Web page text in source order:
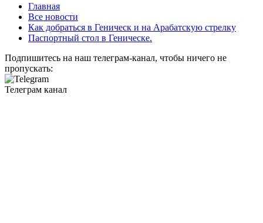
Главная
Все новости
Как добраться в Геническ и на Арабатскую стрелку
Паспортный стол в Геническе.
Подпишитесь на наш телеграм-канал, чтобы ничего не
пропускать:
Телеграм канал